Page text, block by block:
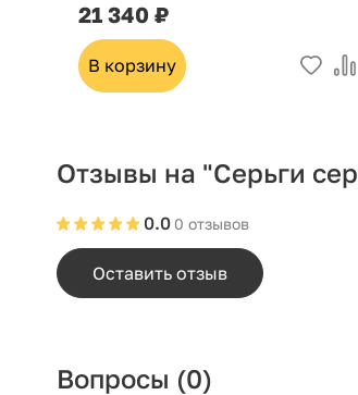
21 340 ₽
В корзину
Отзывы на "Серьги
0 отзывов
0.0
Оставить отзыв
Вопросы (0)